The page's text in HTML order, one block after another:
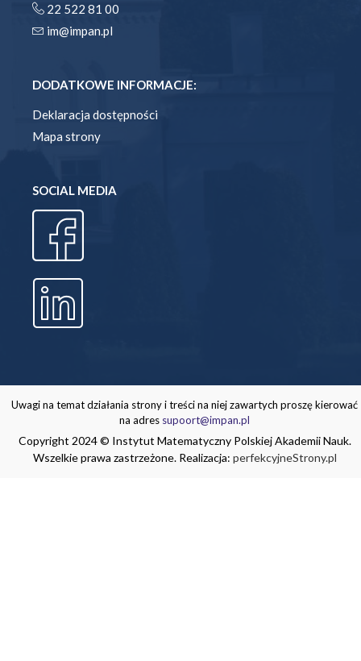
22 522 81 00
im@impan.pl
DODATKOWE INFORMACJE:
Deklaracja dostępności
Mapa strony
SOCIAL MEDIA
Uwagi na temat działania strony i treści na niej zawartych proszę kierować
na adres supoort@impan.pl
Copyright 2024 © Instytut Matematyczny Polskiej Akademii Nauk.
Wszelkie prawa zastrzeżone. Realizacja: perfekcyjneStrony.pl